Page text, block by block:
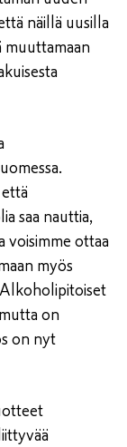
näillä uusilla
muuttamaan
saa nauttia,
voisimme ottaa
myös
on
on nyt